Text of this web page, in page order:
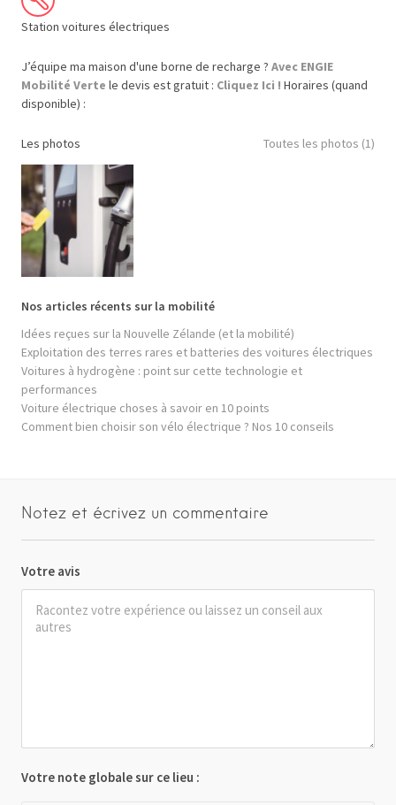
Station voitures électriques
J’équipe ma maison d'une borne de recharge ? Avec ENGIE
Mobilité Verte le devis est gratuit : Cliquez Ici ! Horaires (quand
disponible) :
Les photos Toutes les photos (1)
Nos articles récents sur la mobilité
Idées reçues sur la Nouvelle Zélande (et la mobilité)
Exploitation des terres rares et batteries des voitures électriques
Voitures à hydrogène : point sur cette technologie et
performances
Voiture électrique choses à savoir en 10 points
Comment bien choisir son vélo électrique ? Nos 10 conseils
Notez et écrivez un commentaire
Votre avis
Votre note globale sur ce lieu :